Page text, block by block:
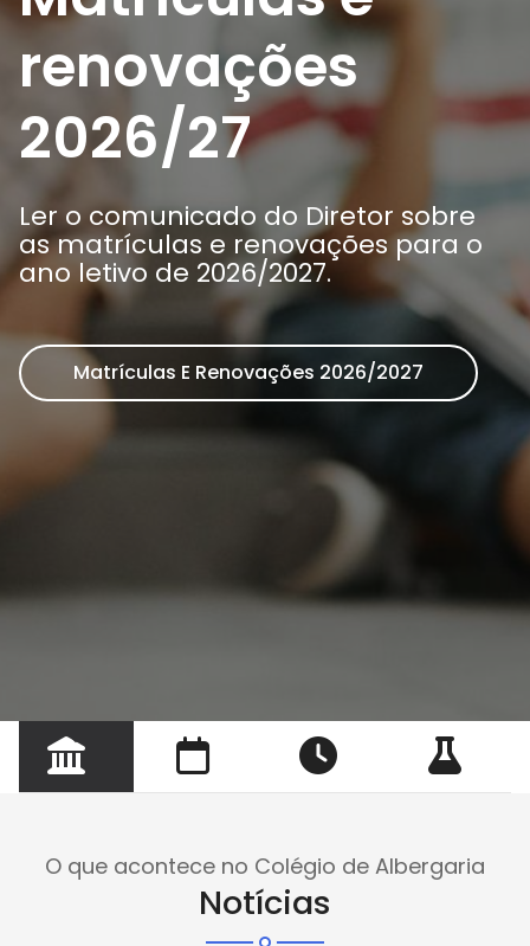
História
Comunicados
Tabela de Preços
Testemunhos
Perguntas Frequentes
Jornal Digital
renovações
2026/27
Ler o comunicado do Diretor sobre
as matrículas e renovações para o
ano letivo de 2026/2027.
Matrículas E Renovações 2026/2027
O que acontece no Colégio de Albergaria
Notícias